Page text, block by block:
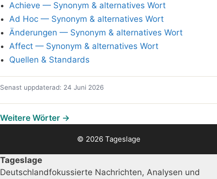
Achieve — Synonym & alternatives Wort
Ad Hoc — Synonym & alternatives Wort
Änderungen — Synonym & alternatives Wort
Affect — Synonym & alternatives Wort
Quellen & Standards
Senast uppdaterad: 24 Juni 2026
Weitere Wörter →
© 2026 Tageslage
Tageslage
Deutschlandfokussierte Nachrichten, Analysen und